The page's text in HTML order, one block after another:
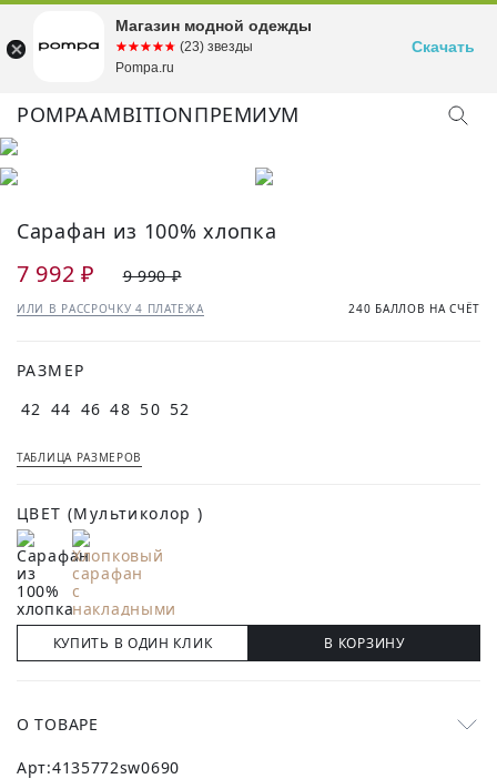
POMPAAMBITIONПРЕМИУМ
Сарафан из 100% хлопка
7 992 ₽ 9 990 ₽
ИЛИ В РАССРОЧКУ 4 ПЛАТЕЖА 240 БАЛЛОВ НА СЧЁТ
РАЗМЕР
42 44 46 48 50 52
ТАБЛИЦА РАЗМЕРОВ
ЦВЕТ (Мультиколор )
КУПИТЬ В ОДИН КЛИК В КОРЗИНУ
О ТОВАРЕ
Арт:4135772sw0690
Магазин модной одежды
☆☆☆☆☆
★★★★★ (23) звезды
Pompa.ru
Скачать